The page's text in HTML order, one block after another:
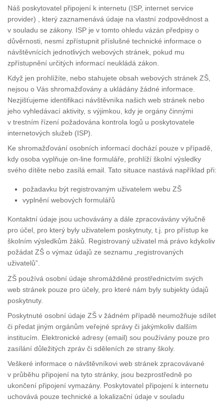
Náš poskytovatel připojení k internetu (ISP, internet service
provider) , který zaznamenává údaje na vlastní zodpovědnost a
v souladu se zákony. ISP je v tomto ohledu vázán předpisy o
důvěrnosti, nesmí zpřístupnit příslušné technické informace o
návštěvnících jednotlivých webových stránek, pokud mu
zpřístupnění určitých informací neukládá zákon.
Když jen prohlížíte, nebo stahujete obsah webových stránek ZŠ,
nejsou o Vás shromažďovány a ukládány žádné informace.
Nezjišťujeme identifikaci návštěvníka našich web stránek nebo
jeho vyhledávací aktivity, s výjimkou, kdy je orgány činnými
v trestním řízení požadována kontrola logů u poskytovatele
internetových služeb (ISP).
Ke shromažďování osobních informací dochází pouze v případě,
kdy osoba vyplňuje on-line formuláře, prohlíží školní výsledky
svého dítěte nebo zasílá email. Tato situace nastává například při:
požadavku být registrovaným uživatelem webu ZŠ
vyplnění webových formulářů
Kontaktní údaje jsou uchovávány a dále zpracovávány výlučně
pro účel, pro který byly uživatelem poskytnuty, t.j. pro přístup ke
školním výsledkům žáků. Registrovaný uživatel má právo kdykoliv
požádat ZŠ o výmaz údajů ze seznamu „registrovaných
uživatelů”.
ZŠ používá osobní údaje shromážděné prostřednictvím svých
web stránek pouze pro účely, pro které nám byly subjekty údajů
poskytnuty.
Poskytnuté osobní údaje ZŠ v žádném případě neumožňuje sdílet
či předat jiným orgánům veřejné správy či jakýmkoliv dalším
institucím. Elektronické adresy (email) sou používány pouze pro
zasílání důležitých zpráv či sděleních ze strany školy.
Veškeré informace o návštěvníkovi web stránek zpracovávané
v průběhu připojení na tyto stránky, jsou bezprostředně po
ukončení připojení vymazány. Poskytovatel připojení k internetu
uchovává pouze technické a lokalizační údaje v souladu